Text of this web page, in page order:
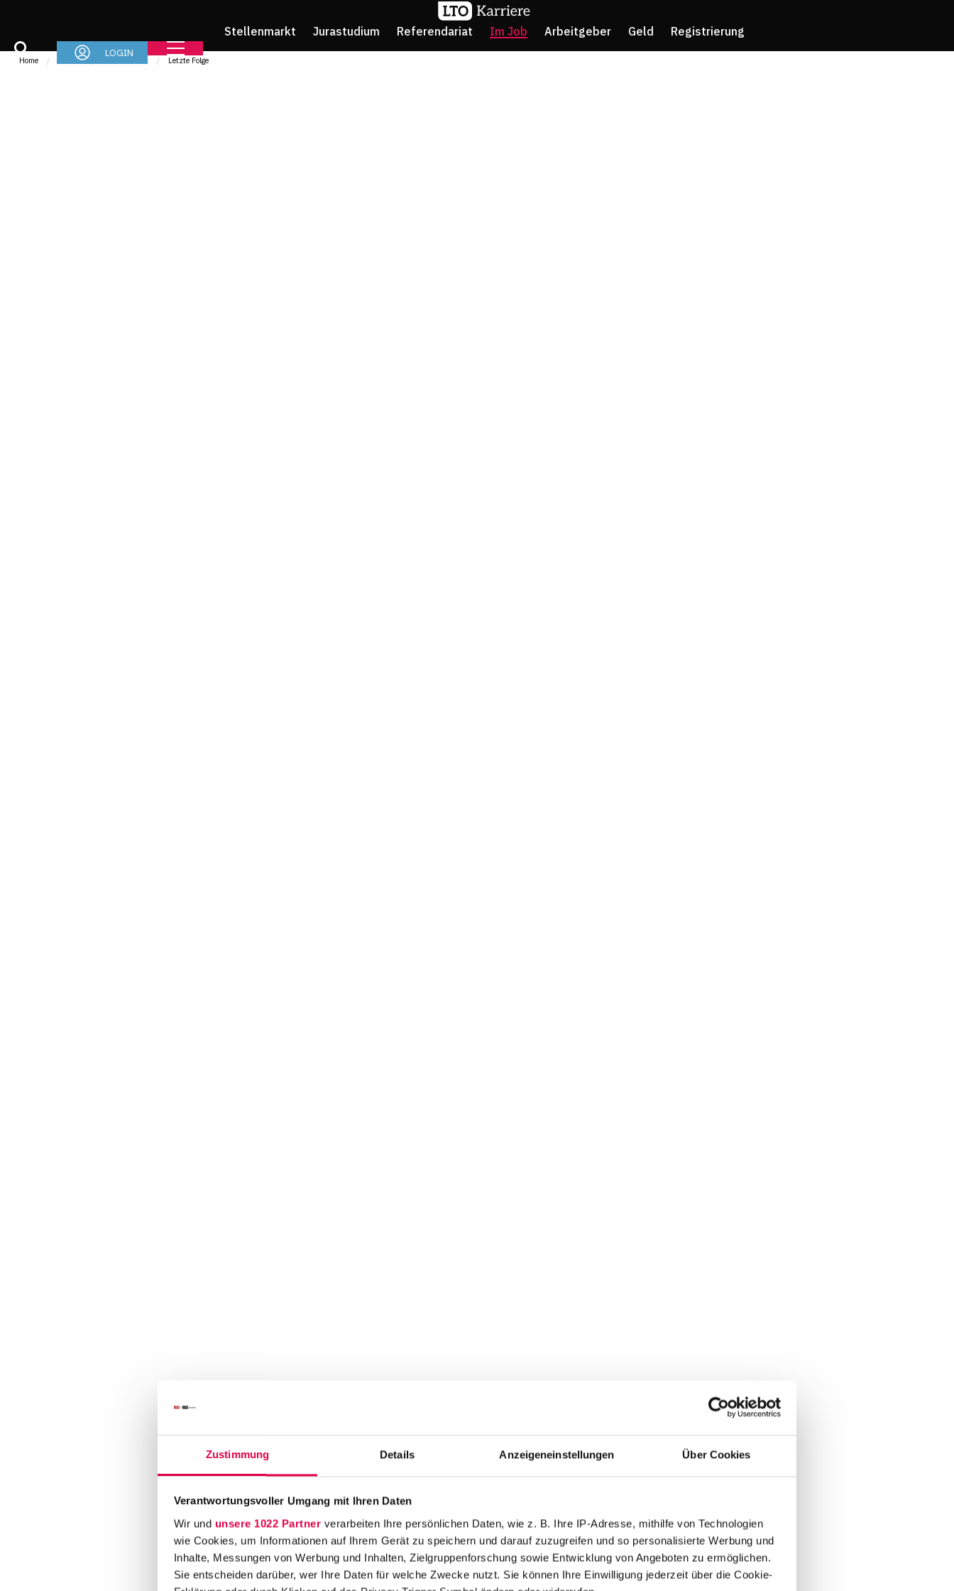
Zustimmung Details Anzeigeneinstellungen Über Cookies
Verantwortungsvoller Umgang mit Ihren Daten
Wir und unsere 1022 Partner verarbeiten Ihre persönlichen Daten, wie z. B. Ihre IP-Adresse, mithilfe von Technologien
wie Cookies, um Informationen auf Ihrem Gerät zu speichern und darauf zuzugreifen und so personalisierte Werbung und
Inhalte, Messungen von Werbung und Inhalten, Zielgruppenforschung sowie Entwicklung von Angeboten zu ermöglichen.
Sie entscheiden darüber, wer Ihre Daten für welche Zwecke nutzt. Sie können Ihre Einwilligung jederzeit über die Cookie-
Stellenmarkt Jurastudium Referendariat Im Job Arbeitgeber Geld Registrierung
LOGIN
Home Im Job IMR-Podcast Letzte Folge